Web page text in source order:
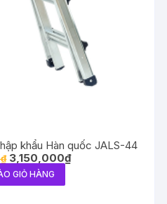
khẩu Hàn quốc JALS-44
₫ 3,150,000₫
GIỎ HÀNG